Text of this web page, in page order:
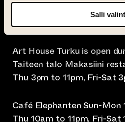
Salli
Taiteen talo, Nunnankatu
Art House Turku is open
Taiteen talo Makasiini
Thu 3pm to 11pm, Fri-Sat
Café Elephanten Sun-Mon
Thu 10am to 11pm, Fri-